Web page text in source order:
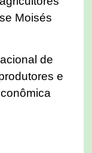
Moisés
de
e